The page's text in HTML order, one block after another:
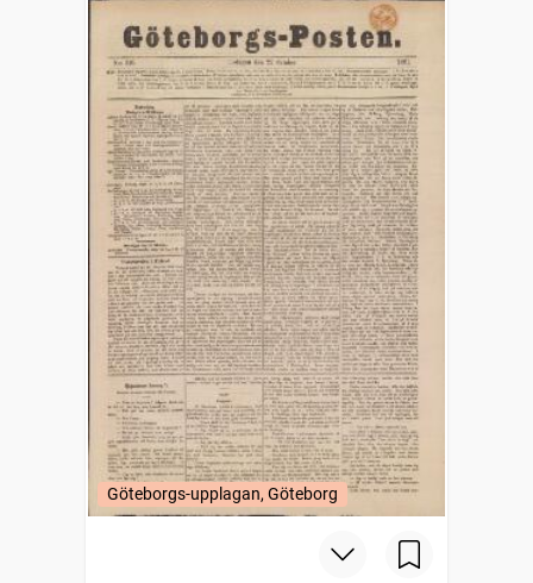
Göteborgs-upplagan, Göteborg